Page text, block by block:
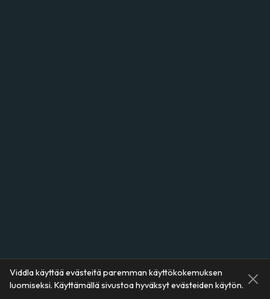
Viddla käyttää evästeitä paremman käyttökokemuksen
luomiseksi. Käyttämällä sivustoa hyväksyt evästeiden käytön.